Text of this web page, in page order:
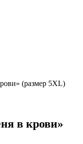
в крови»